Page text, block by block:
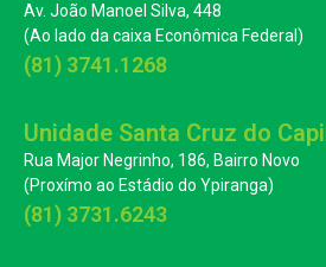
Av. João Manoel Silva, 448
(Ao lado da caixa Econômica Federal)
(81) 3741.1268
Unidade Santa Cruz do
Rua Major Negrinho, 186, Bairro Novo
(Proxímo ao Estádio do Ypiranga)
(81) 3731.6243